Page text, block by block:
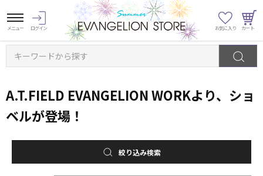
キーワードから探す
A.T.FIELD EVANGELION WORKより、ショ
ベルが登場！
絞り込み検索